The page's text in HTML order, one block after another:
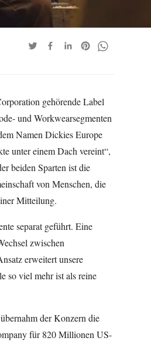
gehörende Label
und Workwearsegmenten
Namen Dickies Europe
unter einem Dach vereint“,
beiden Sparten ist die
von Menschen, die
Mitteilung.
separat geführt. Eine
zwischen
erweitert unsere
so viel mehr ist als reine
der Konzern die
für 820 Millionen US-